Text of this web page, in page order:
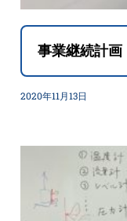
事業継続計画
2020年11月13日